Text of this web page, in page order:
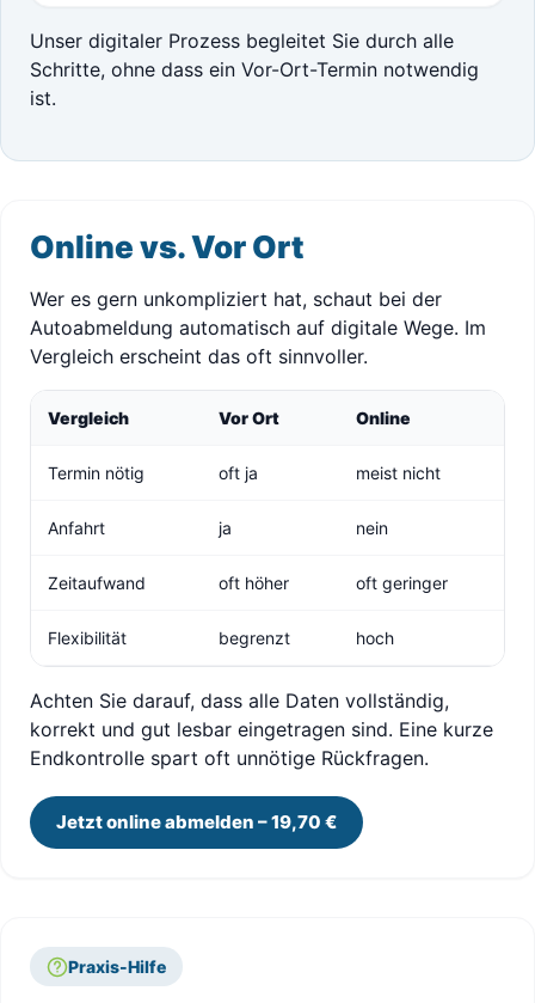
Unser digitaler Prozess begleitet Sie durch alle
Schritte, ohne dass ein Vor-Ort-Termin notwendig
ist.
Online vs. Vor Ort
Wer es gern unkompliziert hat, schaut bei der
Autoabmeldung automatisch auf digitale Wege. Im
Vergleich erscheint das oft sinnvoller.
Vergleich Vor Ort Online
Termin nötig oft ja meist nicht
Anfahrt ja nein
Zeitaufwand oft höher oft geringer
Flexibilität begrenzt hoch
Achten Sie darauf, dass alle Daten vollständig,
korrekt und gut lesbar eingetragen sind. Eine kurze
Endkontrolle spart oft unnötige Rückfragen.
Jetzt online abmelden – 19,70 €
Praxis-Hilfe